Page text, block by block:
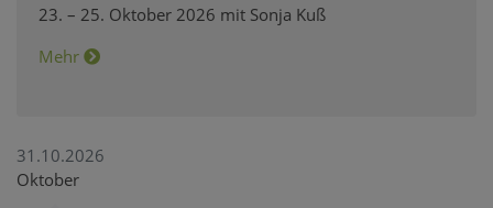
23. – 25. Oktober 2026 mit Sonja Kuß
Mehr
31.10.2026
Oktober